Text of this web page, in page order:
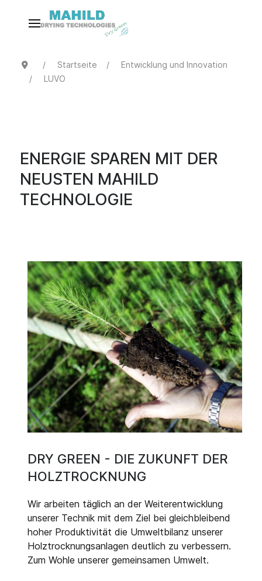
Startseite
Entwicklung und Innovation
LUVO
ENERGIE SPAREN MIT DER
NEUSTEN MAHILD
TECHNOLOGIE
DRY GREEN - DIE ZUKUNFT DER
HOLZTROCKNUNG
Wir arbeiten täglich an der Weiterentwicklung
unserer Technik mit dem Ziel bei gleichbleibend
hoher Produktivität die Umweltbilanz unserer
Holztrocknungsanlagen deutlich zu verbessern.
Zum Wohle unserer gemeinsamen Umwelt.